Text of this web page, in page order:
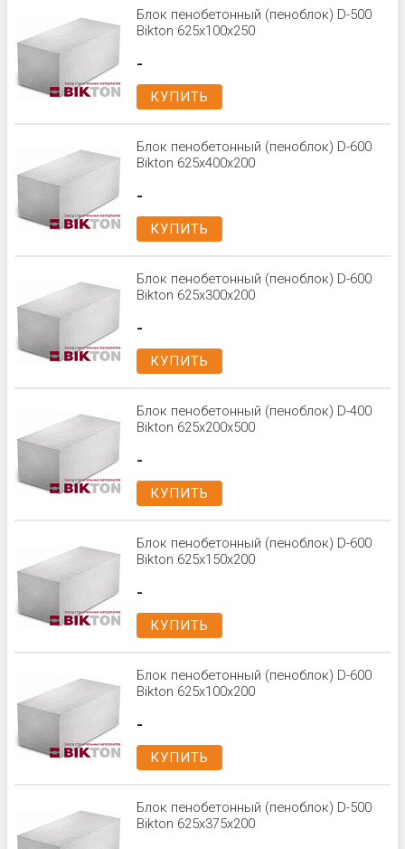
Блок пенобетонный (пеноблок) D-500
Bikton 625x100x250
-
КУПИТЬ
Блок пенобетонный (пеноблок) D-600
Bikton 625x400x200
-
КУПИТЬ
Блок пенобетонный (пеноблок) D-600
Bikton 625x300x200
-
КУПИТЬ
Блок пенобетонный (пеноблок) D-400
Bikton 625x200x500
-
КУПИТЬ
Блок пенобетонный (пеноблок) D-600
Bikton 625x150x200
-
КУПИТЬ
Блок пенобетонный (пеноблок) D-600
Bikton 625x100x200
-
КУПИТЬ
Блок пенобетонный (пеноблок) D-500
Bikton 625x375x200